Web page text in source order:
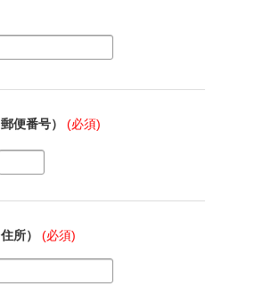
便番号） (必須)
所） (必須)